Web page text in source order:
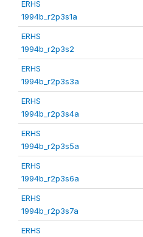
ERHS
1994b_r2p3s1a
ERHS
1994b_r2p3s2
ERHS
1994b_r2p3s3a
ERHS
1994b_r2p3s4a
ERHS
1994b_r2p3s5a
ERHS
1994b_r2p3s6a
ERHS
1994b_r2p3s7a
ERHS